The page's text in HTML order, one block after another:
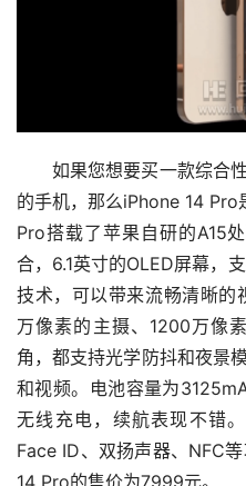
如果您想要买一款综合
的手机，那么iPhone 14
Pro搭载了苹果自研的A15
合，6.1英寸的OLED屏幕，
技术，可以带来流畅清晰的
万像素的主摄、1200万像
角，都支持光学防抖和夜景
和视频。电池容量为
无线充电，续航表现不错
Face ID、双扬声器、NFC